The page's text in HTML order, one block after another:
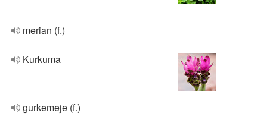
merian (f.)
Kurkuma
gurkemeje (f.)